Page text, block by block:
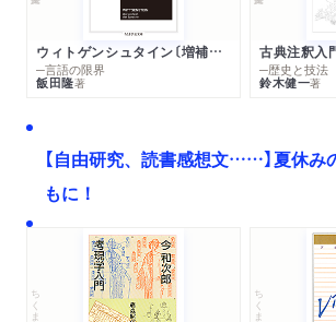
ウィトゲンシュタイン〔増補新版〕
─言語の限界
飯田隆著
古典注釈入
─歴史と技法
鈴木健一著
【自由研究、読書感想文……】夏休み
もに！
ちくま文庫 ちくま学芸文庫